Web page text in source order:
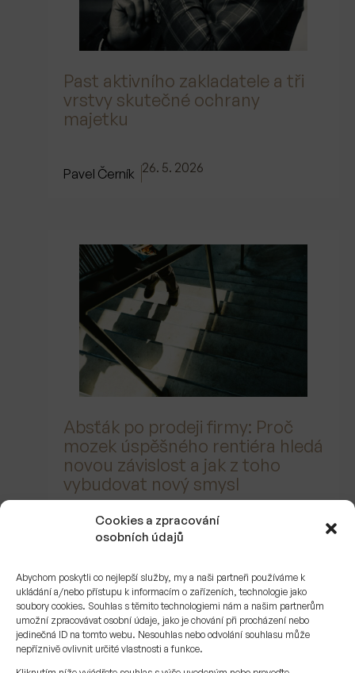
Cookies a zpracování
osobních údajů
Abychom poskytli co nejlepší služby, my a naši partneři používáme k
ukládání a/nebo přístupu k informacím o zařízeních, technologie jako
soubory cookies. Souhlas s těmito technologiemi nám a našim partnerům
umožní zpracovávat osobní údaje, jako je chování při procházení nebo
jedinečná ID na tomto webu. Nesouhlas nebo odvolání souhlasu může
nepříznivě ovlivnit určité vlastnosti a funkce.
Past aktivního zakladatele a tři
vrstvy skutečné ochrany
majetku
Pavel Černík 26. 5. 2026
Absťák po prodeji firmy: Proč
mozek úspěšného rentiéra hledá
novou závislost a jak z toho
vybudovat nový smysl
Pavel Černík 15. 4. 2026